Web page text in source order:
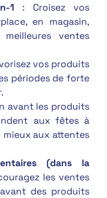
1 : Croisez vos
en magasin,
ventes
vos produits
périodes de forte
avant les produits
aux fêtes à
aux attentes
(dans la
les ventes
des produits